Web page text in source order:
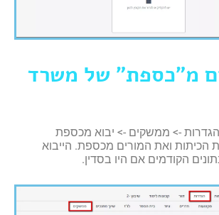
מ"כספת" של משרד
-> ממשקים -> יבוא מכספת
הכיתות ואת המורים מכספת. הייבוא
הקודמים אם היו בסדין.